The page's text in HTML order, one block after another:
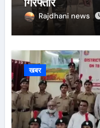
गिरफ्तार
Rajdhani news
खबर